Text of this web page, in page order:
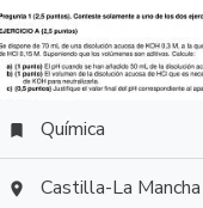
 Química
 Castilla-La Mancha